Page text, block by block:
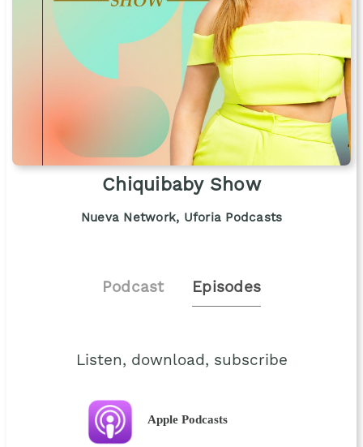
Chiquibaby Show
Nueva Network, Uforia Podcasts
Podcast Episodes
Listen, download, subscribe
Apple Podcasts